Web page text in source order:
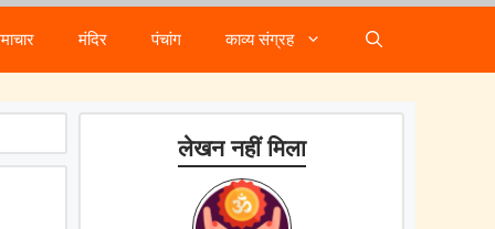
मंदिर पंचांग काव्य संग्रह
लेखन नहीं मिला